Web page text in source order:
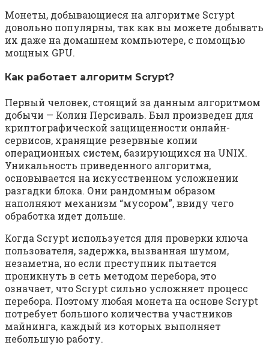
Монеты, добывающиеся на алгоритме Scrypt
довольно популярны, так как вы можете добывать
их даже на домашнем компьютере, с помощью
мощных GPU.
Как работает алгоритм Scrypt?
Первый человек, стоящий за данным алгоритмом
добычи — Колин Персиваль. Был произведен для
криптографической защищенности онлайн-
сервисов, хранящие резервные копии
операционных систем, базирующихся на UNIX.
Уникальность приведенного алгоритма,
основывается на искусственном усложнении
разгадки блока. Они рандомным образом
наполняют механизм “мусором”, ввиду чего
обработка идет дольше.
Когда Scrypt используется для проверки ключа
пользователя, задержка, вызванная шумом,
незаметна, но если преступник пытается
проникнуть в сеть методом перебора, это
означает, что Scrypt сильно усложняет процесс
перебора. Поэтому любая монета на основе Scrypt
потребует большого количества участников
майнинга, каждый из которых выполняет
небольшую работу.